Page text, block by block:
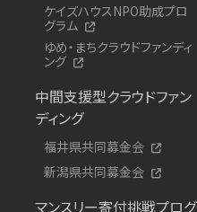
ケイズハウスNPO助成プロ
グラム
ゆめ・まちクラウドファンディ
ング
中間支援型クラウドファン
ディング
福井県共同募金会
新潟県共同募金会
マンスリー寄付挑戦プログ